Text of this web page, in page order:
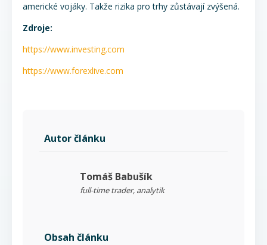
americké vojáky. Takže rizika pro trhy zůstávají zvýšená.
Zdroje:
https://www.investing.com
https://www.forexlive.com
Autor článku
Tomáš Babušík
full-time trader, analytik
Obsah článku